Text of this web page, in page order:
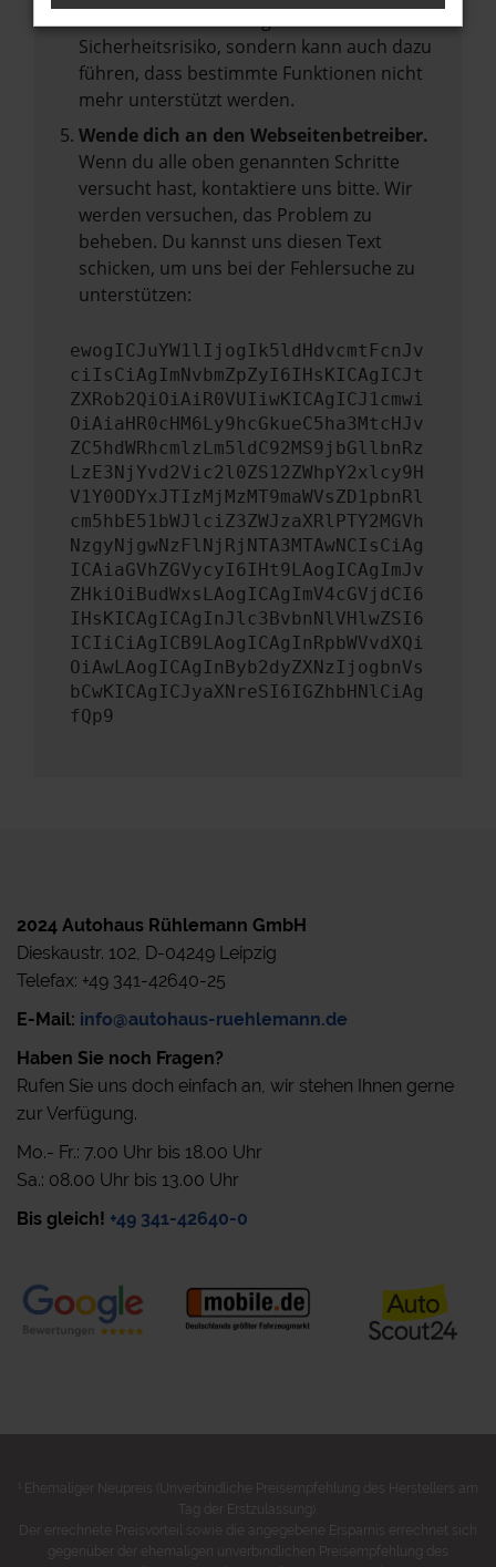
Veraltete Software birgt nicht nur ein
Sicherheitsrisiko, sondern kann auch dazu
führen, dass bestimmte Funktionen nicht
mehr unterstützt werden.
Wende dich an den Webseitenbetreiber.
Wenn du alle oben genannten Schritte
versucht hast, kontaktiere uns bitte. Wir
werden versuchen, das Problem zu
beheben. Du kannst uns diesen Text
schicken, um uns bei der Fehlersuche zu
unterstützen:
ewogICJuYW1lIjogIk5ldHdvcmtFcnJv
ciIsCiAgImNvbmZpZyI6IHsKICAgICJt
ZXRob2QiOiAiR0VUIiwKICAgICJ1cmwi
OiAiaHR0cHM6Ly9hcGkueC5ha3MtcHJv
ZC5hdWRhcmlzLm5ldC92MS9jbGllbnRz
LzE3NjYvd2Vic2l0ZS12ZWhpY2xlcy9H
V1Y0ODYxJTIzMjMzMT9maWVsZD1pbnRl
cm5hbE51bWJlciZ3ZWJzaXRlPTY2MGVh
NzgyNjgwNzFlNjRjNTA3MTAwNCIsCiAg
ICAiaGVhZGVycyI6IHt9LAogICAgImJv
ZHkiOiBudWxsLAogICAgImV4cGVjdCI6
IHsKICAgICAgInJlc3BvbnNlVHlwZSI6
ICIiCiAgICB9LAogICAgInRpbWVvdXQi
OiAwLAogICAgInByb2dyZXNzIjogbnVs
bCwKICAgICJyaXNreSI6IGZhbHNlCiAg
fQp9
2024 Autohaus Rühlemann GmbH
Dieskaustr. 102, D-04249 Leipzig
Telefax: +49 341-42640-25
E-Mail: info@autohaus-ruehlemann.de
Haben Sie noch Fragen?
Rufen Sie uns doch einfach an, wir stehen Ihnen gerne
zur Verfügung.
Mo.- Fr.: 7.00 Uhr bis 18.00 Uhr
Sa.: 08.00 Uhr bis 13.00 Uhr
Bis gleich! +49 341-42640-0
Ehemaliger Neupreis (Unverbindliche Preisempfehlung des Herstellers am
Tag der Erstzulassung).
Der errechnete Preisvorteil sowie die angegebene Ersparnis errechnet sich
gegenüber der ehemaligen unverbindlichen Preisempfehlung des